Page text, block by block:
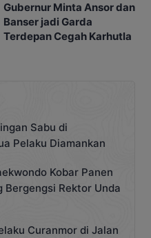
Gubernur Minta Ansor dan
Banser jadi Garda
Terdepan Cegah Karhutla
Sabu di
Pelaku Diamankan
Kobar Panen
Bergengsi Rektor Unda
Curanmor di Jalan